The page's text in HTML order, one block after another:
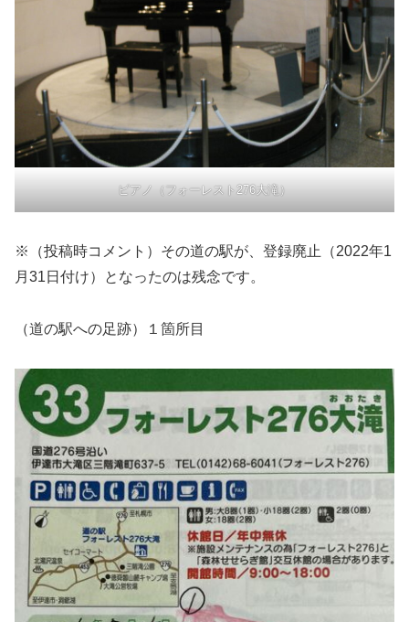
ピアノ（フォーレスト276大滝）
※（投稿時コメント）その道の駅が、登録廃止（2022年1
月31日付け）となったのは残念です。
（道の駅への足跡）１箇所目